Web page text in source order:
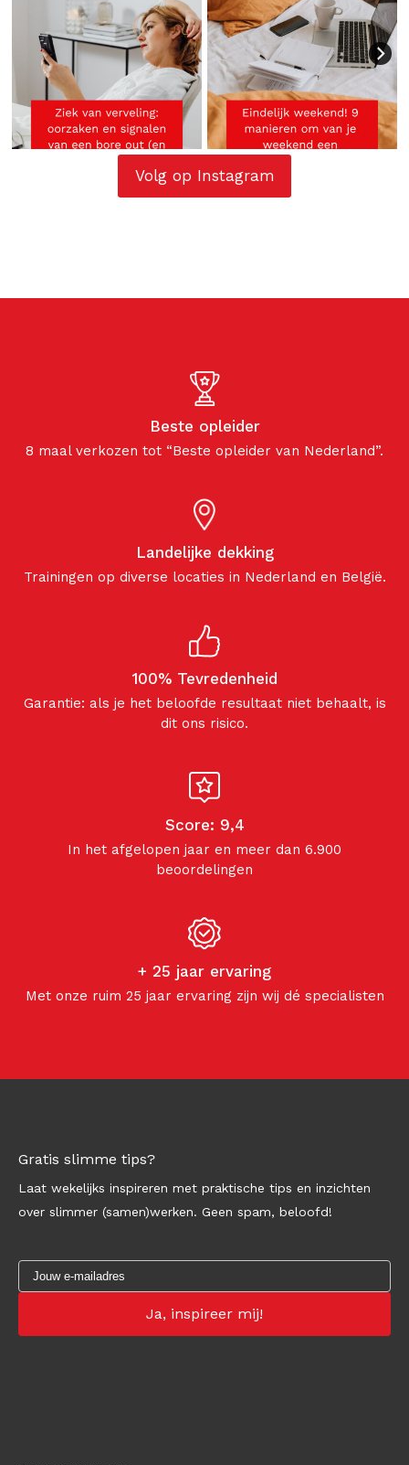
Volg op Instagram
Beste opleider
8 maal verkozen tot “Beste opleider van Nederland”.
Landelijke dekking
Trainingen op diverse locaties in Nederland en België.
100% Tevredenheid
Garantie: als je het beloofde resultaat niet behaalt, is
dit ons risico.
Score: 9,4
In het afgelopen jaar en meer dan 6.900
beoordelingen
+ 25 jaar ervaring
Met onze ruim 25 jaar ervaring zijn wij dé specialisten
Gratis slimme tips?
Laat wekelijks inspireren met praktische tips en inzichten
over slimmer (samen)werken. Geen spam, beloofd!